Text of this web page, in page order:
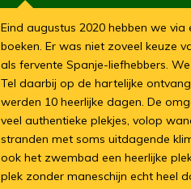
Eind augustus 2020 hebben we
boeken. Er was niet zoveel keuze
als fervente Spanje-liefhebbers.
Tel daarbij op de hartelijke
werden 10 heerlijke dagen. De
veel authentieke plekjes, volop
stranden met soms uitdagende
ook het zwembad een heerlijke
plek zonder maneschijn echt heel